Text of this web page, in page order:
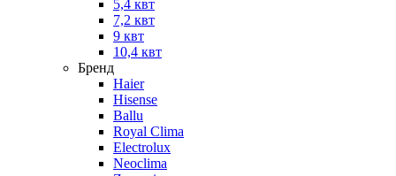
5,4 квт
7,2 квт
9 квт
10,4 квт
Бренд
Haier
Hisense
Ballu
Royal Clima
Electrolux
Neoclima